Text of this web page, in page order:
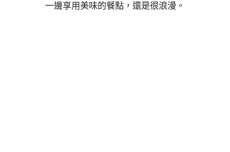
一邊享用美味的餐點，還是很浪漫。